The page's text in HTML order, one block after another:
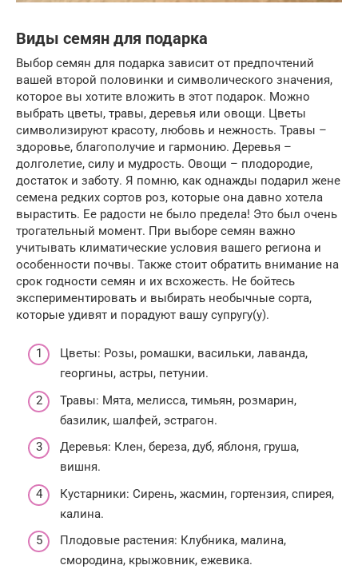
Виды семян для подарка
Выбор семян для подарка зависит от предпочтений
вашей второй половинки и символического значения,
которое вы хотите вложить в этот подарок. Можно
выбрать цветы, травы, деревья или овощи. Цветы
символизируют красоту, любовь и нежность. Травы –
здоровье, благополучие и гармонию. Деревья –
долголетие, силу и мудрость. Овощи – плодородие,
достаток и заботу. Я помню, как однажды подарил жене
семена редких сортов роз, которые она давно хотела
вырастить. Ее радости не было предела! Это был очень
трогательный момент. При выборе семян важно
учитывать климатические условия вашего региона и
особенности почвы. Также стоит обратить внимание на
срок годности семян и их всхожесть. Не бойтесь
экспериментировать и выбирать необычные сорта,
которые удивят и порадуют вашу супругу(у).
Цветы: Розы, ромашки, васильки, лаванда,
георгины, астры, петунии.
Травы: Мята, мелисса, тимьян, розмарин,
базилик, шалфей, эстрагон.
Деревья: Клен, береза, дуб, яблоня, груша,
вишня.
Кустарники: Сирень, жасмин, гортензия, спирея,
калина.
Плодовые растения: Клубника, малина,
смородина, крыжовник, ежевика.